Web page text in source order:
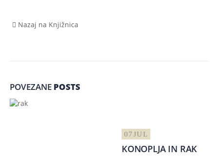
Nazaj na Knjižnica
POVEZANE POSTS
07JUL
KONOPLJA IN RAK